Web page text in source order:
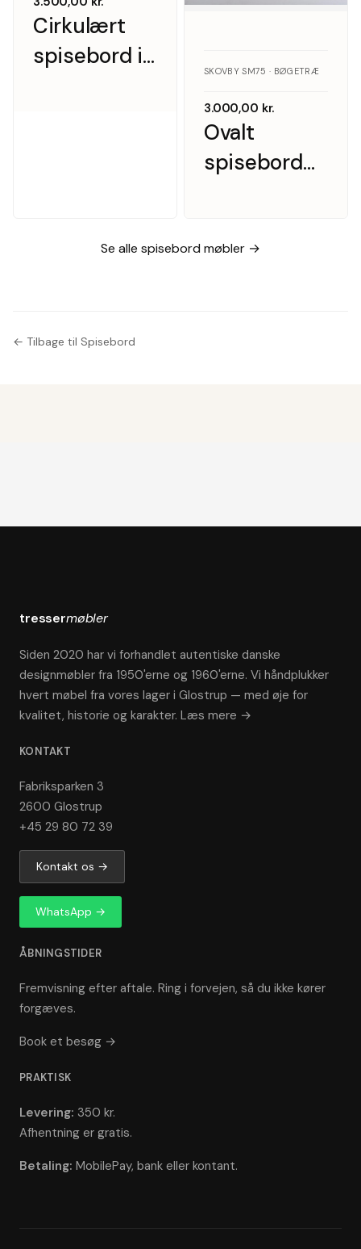
Cirkulært
spisebord i
Ovalt
spisebord
Skovby
SKOVBY SM75 · BØGETRÆ
3.000,00 kr.
Se alle spisebord møbler →
← Tilbage til Spisebord
tressermøbler
Siden 2020 har vi forhandlet autentiske danske
designmøbler fra 1950'erne og 1960'erne. Vi håndplukker
hvert møbel fra vores lager i Glostrup — med øje for
kvalitet, historie og karakter. Læs mere →
KONTAKT
Fabriksparken 3
2600 Glostrup
+45 29 80 72 39
Kontakt os →
WhatsApp →
ÅBNINGSTIDER
Fremvisning efter aftale. Ring i forvejen, så du ikke kører
forgæves.
Book et besøg →
PRAKTISK
Levering: 350 kr.
Afhentning er gratis.
Betaling: MobilePay, bank eller kontant.